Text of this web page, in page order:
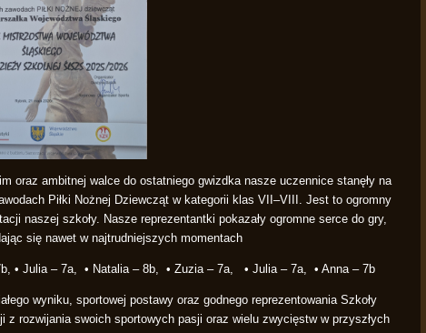
oraz ambitnej walce do ostatniego gwizdka nasze uczennice stanęły na
Piłki Nożnej Dziewcząt w kategorii klas VII–VIII. Jest to ogromny
naszej szkoły. Nasze reprezentantki pokazały ogromne serce do gry,
się nawet w najtrudniejszych momentach
• Julia – 7a, • Natalia – 8b, • Zuzia – 7a, • Julia – 7a, • Anna – 7b
wyniku, sportowej postawy oraz godnego reprezentowania Szkoły
rozwijania swoich sportowych pasji oraz wielu zwycięstw w przyszłych